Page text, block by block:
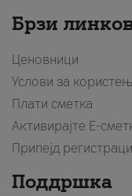
Брзи
Ценовници
Услови за
Плати сметка
Активирајте Е-
Припејд
Поддршка